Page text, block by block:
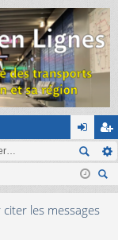
on
ne
ns
cri
ec
her
les messages